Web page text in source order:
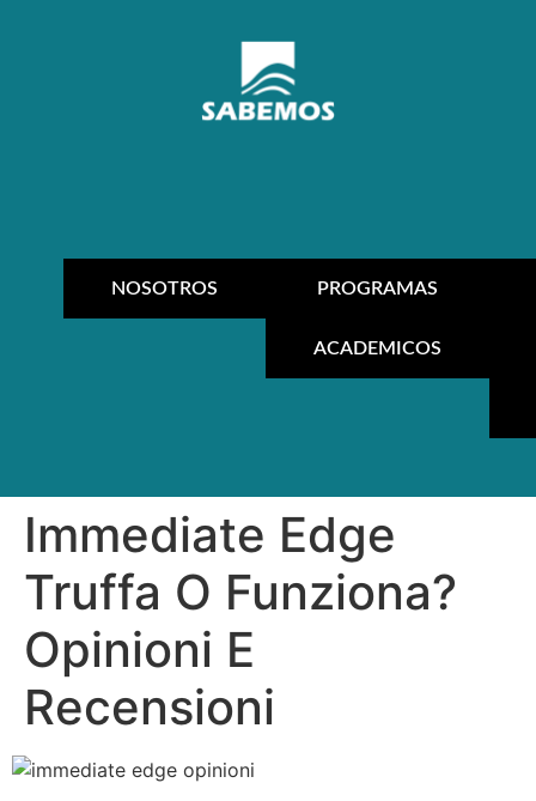
NOSOTROS PROGRAMAS
ACADEMICOS
Immediate Edge
Truffa O Funziona?
Opinioni E
Recensioni